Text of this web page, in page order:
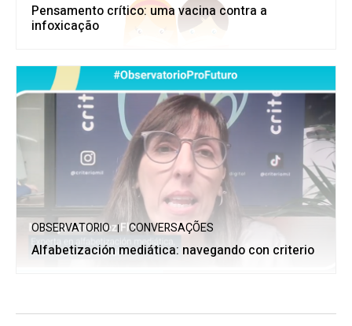
Pensamento crítico: uma vacina contra a
infoxicação
OBSERVATORIO CONVERSAÇÕES
Alfabetización mediática: navegando con criterio